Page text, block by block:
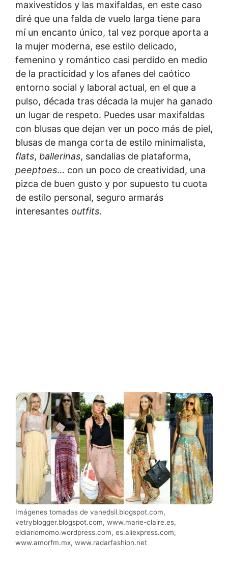
maxivestidos y las maxifaldas, en este caso
diré que una falda de vuelo larga tiene para
mí un encanto único, tal vez porque aporta a
la mujer moderna, ese estilo delicado,
femenino y romántico casi perdido en medio
de la practicidad y los afanes del caótico
entorno social y laboral actual, en el que a
pulso, década tras década la mujer ha ganado
un lugar de respeto. Puedes usar maxifaldas
con blusas que dejan ver un poco más de piel,
blusas de manga corta de estilo minimalista,
flats, ballerinas, sandalias de plataforma,
peeptoes… con un poco de creatividad, una
pizca de buen gusto y por supuesto tu cuota
de estilo personal, seguro armarás
interesantes outfits.
Imágenes tomadas de vanedsil.blogspot.com,
vetryblogger.blogspot.com, www.marie-claire.es,
eldiariomomo.wordpress.com, es.aliexpress.com,
www.amorfm.mx, www.radarfashion.net